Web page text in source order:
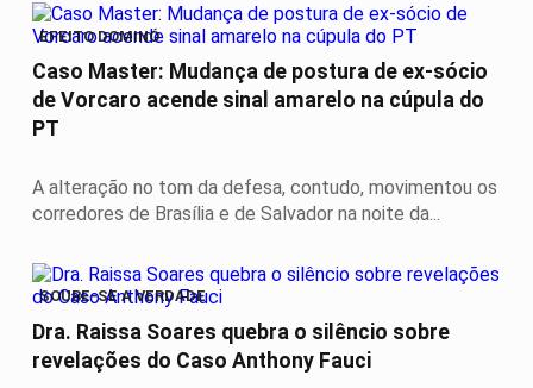
EFEITO DOMINÓ
Caso Master: Mudança de postura de ex-sócio
de Vorcaro acende sinal amarelo na cúpula do
PT
A alteração no tom da defesa, contudo, movimentou os
corredores de Brasília e de Salvador na noite da...
SOUBE-SE A VERDADE
Dra. Raissa Soares quebra o silêncio sobre
revelações do Caso Anthony Fauci